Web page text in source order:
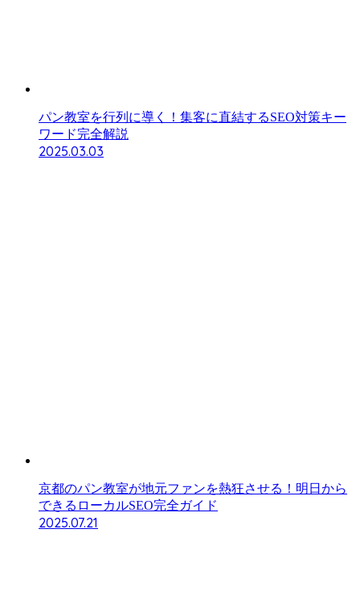
パン教室を行列に導く！集客に直結するSEO対策キー
ワード完全解説
2025.03.03
京都のパン教室が地元ファンを熱狂させる！明日から
できるローカルSEO完全ガイド
2025.07.21